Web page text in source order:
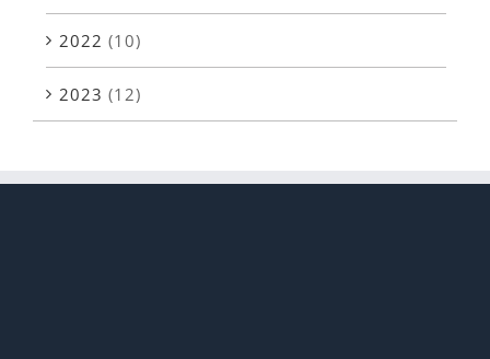
2022 (10)
2023 (12)